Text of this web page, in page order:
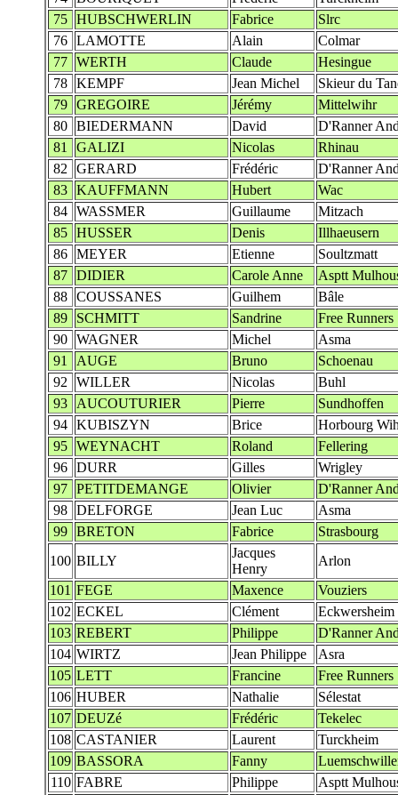
75 HUBSCHWERLIN Fabrice
Slrc
76 LAMOTTE Alain
Colmar
77 WERTH Claude
Hesingue
78 KEMPF Jean Michel
Skieur du
79 GREGOIRE Jérémy
Mittelwihr
80 BIEDERMANN David
D'Ranner
81
GALIZI Nicolas
Rhinau
82
GERARD Frédéric
D'Ranner
83 KAUFFMANN Hubert
Wac
84 WASSMER Guillaume
Mitzach
85 HUSSER Denis
Illhaeusern
86 MEYER Etienne
Soultzmatt
87 DIDIER Carole Anne
Asptt
88 COUSSANES Guilhem
Bâle
89
SCHMITT Sandrine
Free Runners
90 WAGNER Michel
Asma
91
AUGE Bruno
Schoenau
92
WILLER Nicolas
Buhl
93
AUCOUTURIER Pierre
Sundhoffen
94 KUBISZYN Brice
Horbourg
95 WEYNACHT Roland
Fellering
96 DURR Gilles
Wrigley
97 PETITDEMANGE Olivier
D'Ranner
98 DELFORGE Jean Luc
Asma
99 BRETON Fabrice
Strasbourg
100 BILLY
Jacques
Henry
Arlon
101 FEGE Maxence
Vouziers
102 ECKEL Clément
Eckwersheim
103 REBERT Philippe
D'Ranner
104 WIRTZ Jean Philippe
Asra
105 LETT Francine
Free Runners
106 HUBER Nathalie
Sélestat
107 DEUZé Frédéric
Tekelec
108 CASTANIER Laurent
Turckheim
109 BASSORA Fanny
110 FABRE Philippe
Asptt